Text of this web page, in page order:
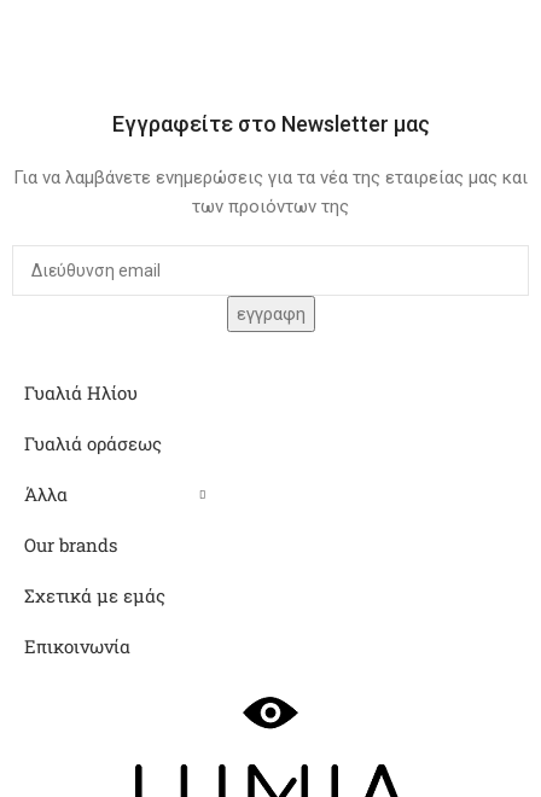
Εγγραφείτε στο Newsletter μας
Για να λαμβάνετε ενημερώσεις για τα νέα της εταιρείας μας και
των προιόντων της
Γυαλιά Ηλίου
Γυαλιά οράσεως
Άλλα
Our brands
Σχετικά με εμάς
Επικοινωνία